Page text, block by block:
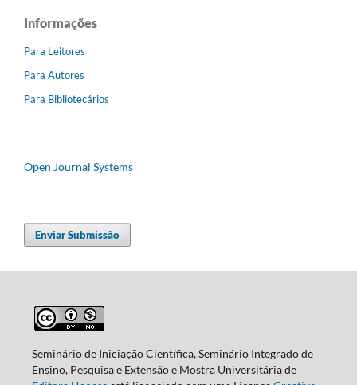
Informações
Para Leitores
Para Autores
Para Bibliotecários
Open Journal Systems
Enviar Submissão
Seminário de Iniciação Científica, Seminário Integrado de
Ensino, Pesquisa e Extensão e Mostra Universitária de